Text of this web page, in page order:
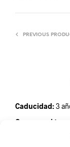
PREVIOUS
Caducidad:3
Conservación:
abierto